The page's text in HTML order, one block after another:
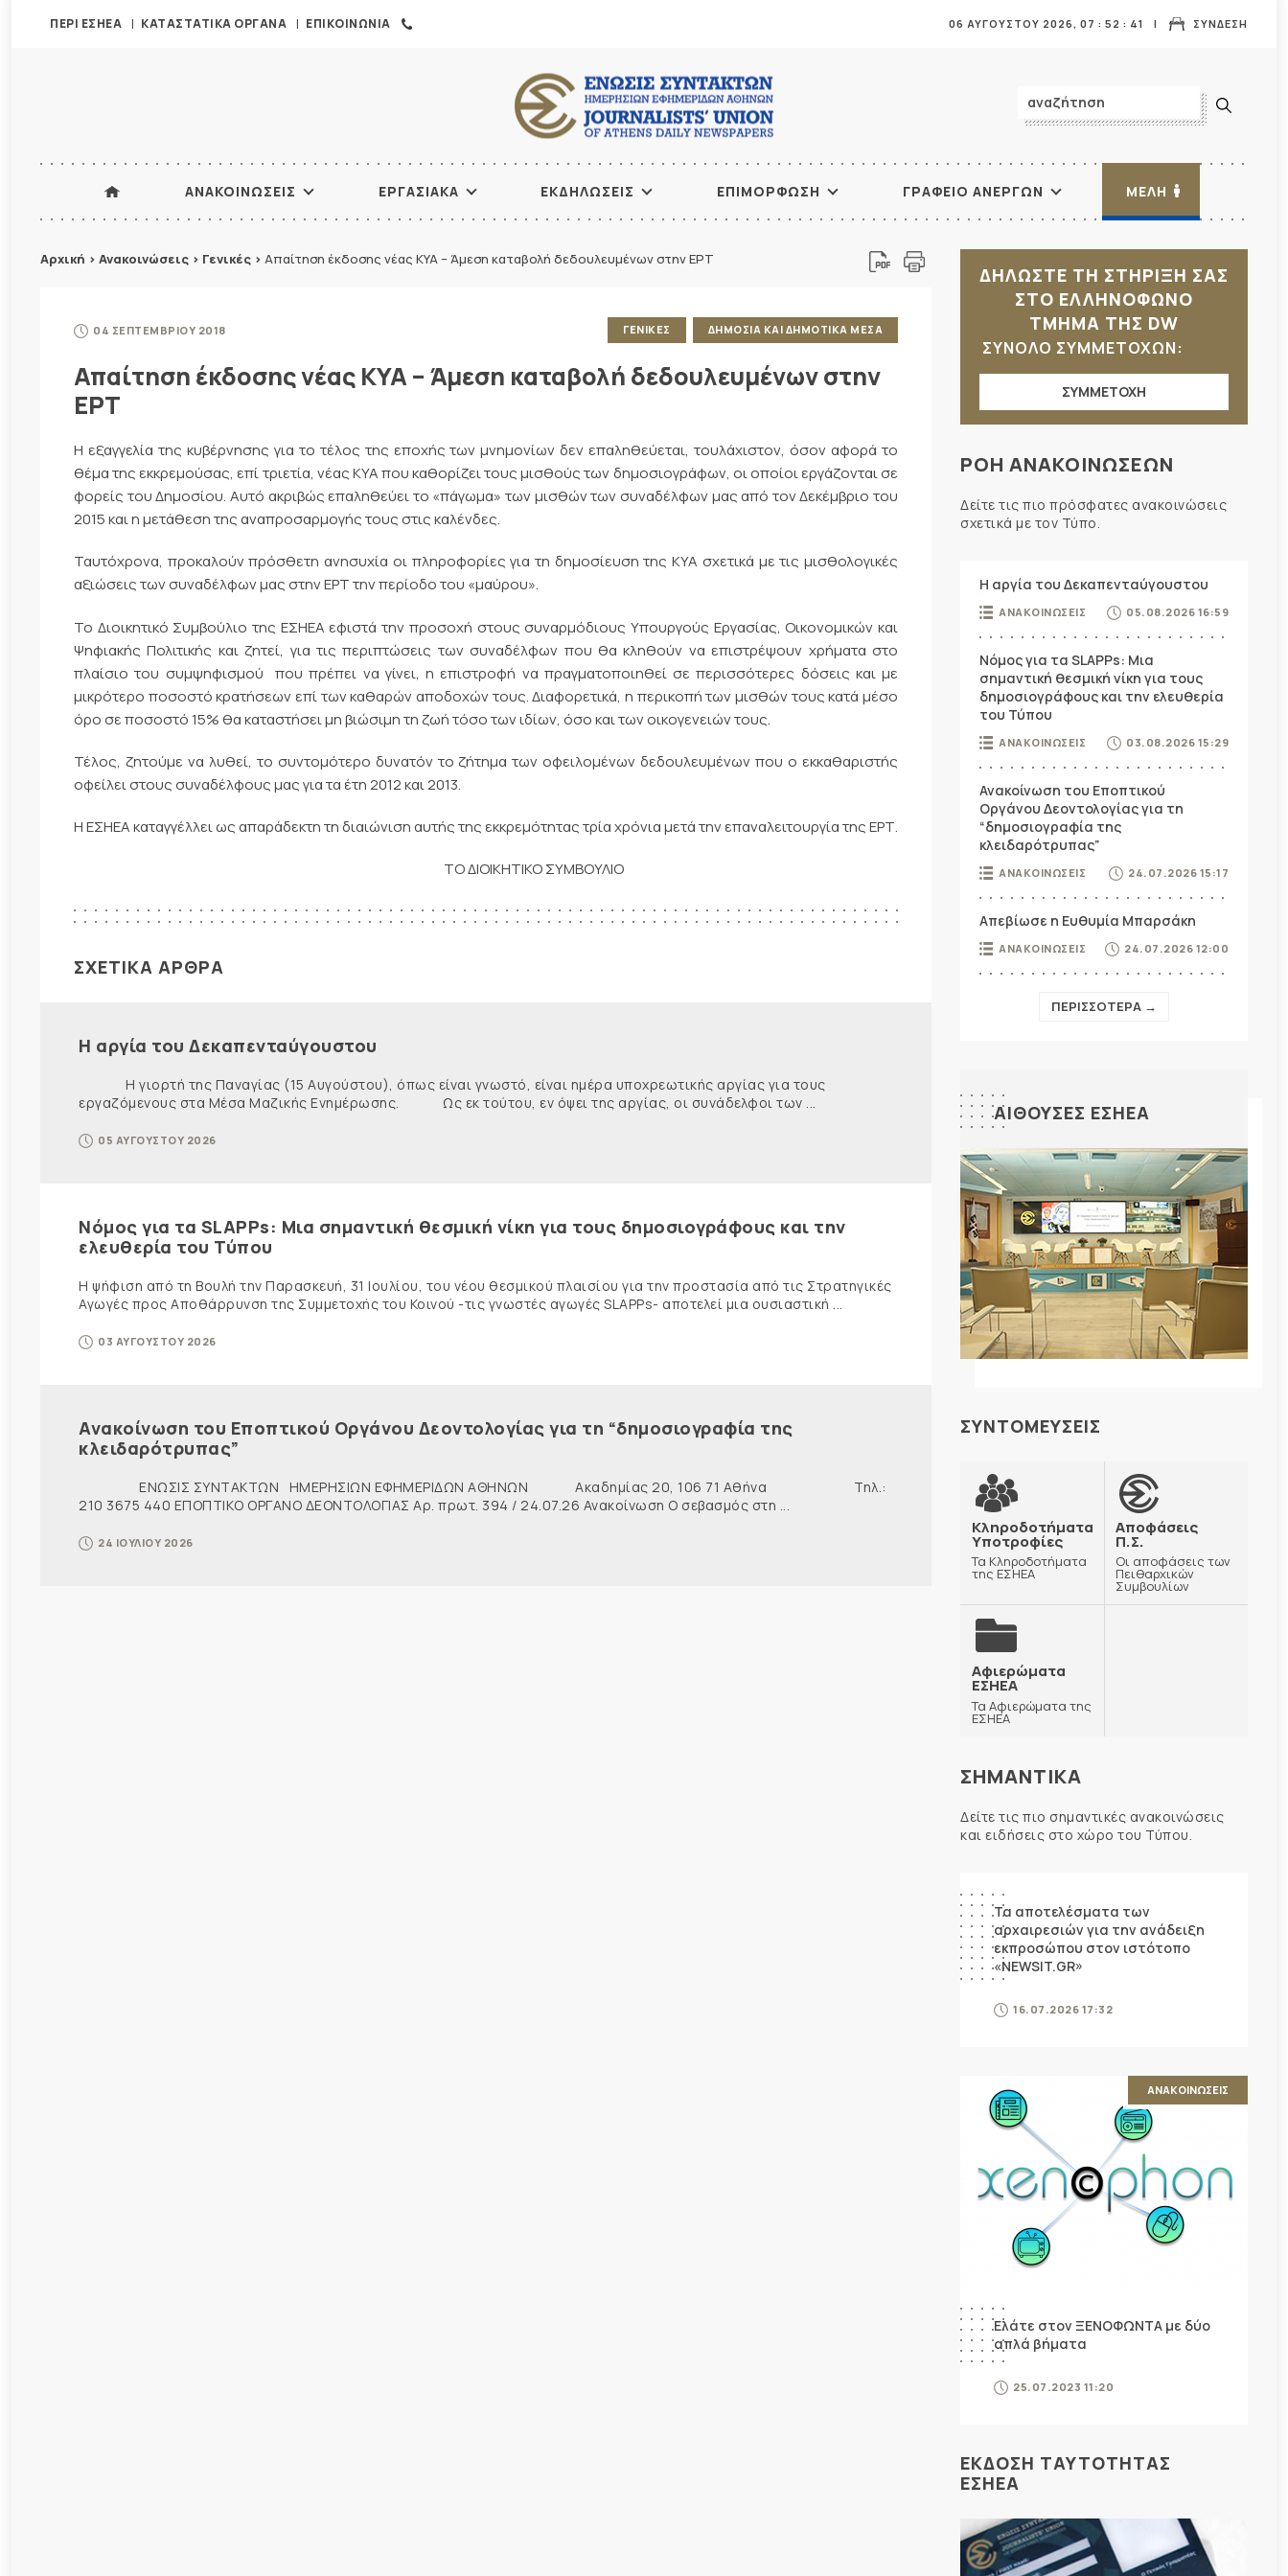
ΠΕΡΙ ΕΣΗΕΑ ΚΑΤΑΣΤΑΤΙΚΑ ΟΡΓΑΝΑ ΕΠΙΚΟΙΝΩΝΙΑ ΣΥΝΔΕΣΗ
06 ΑΥΓΟΥΣΤΟΥ 2026, 07 : 52 : 42
ΑΝΑΚΟΙΝΩΣΕΙΣ ΕΡΓΑΣΙΑΚΑ ΕΚΔΗΛΩΣΕΙΣ ΕΠΙΜΟΡΦΩΣΗ ΓΡΑΦΕΙΟ ΑΝΕΡΓΩΝ ΜΕΛΗ
Αρχική > Ανακοινώσεις > Γενικές > Απαίτηση έκδοσης νέας ΚΥΑ – Άμεση καταβολή δεδουλευμένων στην ΕΡΤ
04 ΣΕΠΤΕΜΒΡΙΟΥ 2018 ΓΕΝΙΚΕΣ ΔΗΜΟΣΙΑ ΚΑΙ ΔΗΜΟΤΙΚΑ ΜΕΣΑ
Απαίτηση έκδοσης νέας ΚΥΑ – Άμεση καταβολή δεδουλευμένων στην
ΕΡΤ
Η εξαγγελία της κυβέρνησης για το τέλος της εποχής των μνημονίων δεν επαληθεύεται, τουλάχιστον, όσον αφορά το
θέμα της εκκρεμούσας, επί τριετία, νέας ΚΥΑ που καθορίζει τους μισθούς των δημοσιογράφων, οι οποίοι εργάζονται σε
φορείς του Δημοσίου. Αυτό ακριβώς επαληθεύει το «πάγωμα» των μισθών των συναδέλφων μας από τον Δεκέμβριο του
2015 και η μετάθεση της αναπροσαρμογής τους στις καλένδες.
Ταυτόχρονα, προκαλούν πρόσθετη ανησυχία οι πληροφορίες για τη δημοσίευση της ΚΥΑ σχετικά με τις μισθολογικές
αξιώσεις των συναδέλφων μας στην ΕΡΤ την περίοδο του «μαύρου».
Το Διοικητικό Συμβούλιο της ΕΣΗΕΑ εφιστά την προσοχή στους συναρμόδιους Υπουργούς Εργασίας, Οικονομικών και
Ψηφιακής Πολιτικής και ζητεί, για τις περιπτώσεις των συναδέλφων που θα κληθούν να επιστρέψουν χρήματα στο
πλαίσιο του συμψηφισμού που πρέπει να γίνει, η επιστροφή να πραγματοποιηθεί σε περισσότερες δόσεις και με
μικρότερο ποσοστό κρατήσεων επί των καθαρών αποδοχών τους. Διαφορετικά, η περικοπή των μισθών τους κατά μέσο
όρο σε ποσοστό 15% θα καταστήσει μη βιώσιμη τη ζωή τόσο των ιδίων, όσο και των οικογενειών τους.
Τέλος, ζητούμε να λυθεί, το συντομότερο δυνατόν το ζήτημα των οφειλομένων δεδουλευμένων που ο εκκαθαριστής
οφείλει στους συναδέλφους μας για τα έτη 2012 και 2013.
Η ΕΣΗΕΑ καταγγέλλει ως απαράδεκτη τη διαιώνιση αυτής της εκκρεμότητας τρία χρόνια μετά την επαναλειτουργία της ΕΡΤ.
ΤΟ ΔΙΟΙΚΗΤΙΚΟ ΣΥΜΒΟΥΛΙΟ
ΣΧΕΤΙΚΑ ΑΡΘΡΑ
Η αργία του Δεκαπενταύγουστου
Η γιορτή της Παναγίας (15 Αυγούστου), όπως είναι γνωστό, είναι ημέρα υποχρεωτικής αργίας για τους
εργαζόμενους στα Μέσα Μαζικής Ενημέρωσης. Ως εκ τούτου, εν όψει της αργίας, οι συνάδελφοι των ...
05 ΑΥΓΟΥΣΤΟΥ 2026
Νόμος για τα SLAPPs: Μια σημαντική θεσμική νίκη για τους δημοσιογράφους και την
ελευθερία του Τύπου
Η ψήφιση από τη Βουλή την Παρασκευή, 31 Ιουλίου, του νέου θεσμικού πλαισίου για την προστασία από τις Στρατηγικές
Αγωγές προς Αποθάρρυνση της Συμμετοχής του Κοινού -τις γνωστές αγωγές SLAPPs- αποτελεί μια ουσιαστική ...
03 ΑΥΓΟΥΣΤΟΥ 2026
Ανακοίνωση του Εποπτικού Οργάνου Δεοντολογίας για τη “δημοσιογραφία της
κλειδαρότρυπας”
ΕΝΩΣΙΣ ΣΥΝΤΑΚΤΩΝ ΗΜΕΡΗΣΙΩΝ ΕΦΗΜΕΡΙΔΩΝ ΑΘΗΝΩΝ Ακαδημίας 20, 106 71 Αθήνα Τηλ.:
210 3675 440 ΕΠΟΠΤΙΚΟ ΟΡΓΑΝΟ ΔΕΟΝΤΟΛΟΓΙΑΣ Αρ. πρωτ. 394 / 24.07.26 Ανακοίνωση Ο σεβασμός στη ...
24 ΙΟΥΛΙΟΥ 2026
ΔΗΛΩΣΤΕ ΤΗ ΣΤΗΡΙΞΗ ΣΑΣ
ΣΤΟ ΕΛΛΗΝΟΦΩΝΟ
ΤΜΗΜΑ ΤΗΣ DW
ΣΥΝΟΛΟ ΣΥΜΜΕΤΟΧΩΝ:
ΣΥΜΜΕΤΟΧΗ
ΡΟΗ ΑΝΑΚΟΙΝΩΣΕΩΝ
Δείτε τις πιο πρόσφατες ανακοινώσεις
σχετικά με τον Τύπο.
Η αργία του Δεκαπενταύγουστου
ΑΝΑΚΟΙΝΩΣΕΙΣ 05.08.2026 16:59
Νόμος για τα SLAPPs: Μια
σημαντική θεσμική νίκη για τους
δημοσιογράφους και την ελευθερία
του Τύπου
ΑΝΑΚΟΙΝΩΣΕΙΣ 03.08.2026 15:29
Ανακοίνωση του Εποπτικού
Οργάνου Δεοντολογίας για τη
“δημοσιογραφία της
κλειδαρότρυπας”
ΑΝΑΚΟΙΝΩΣΕΙΣ 24.07.2026 15:17
Απεβίωσε η Ευθυμία Μπαρσάκη
ΑΝΑΚΟΙΝΩΣΕΙΣ 24.07.2026 12:00
ΠΕΡΙΣΣΟΤΕΡΑ →
ΑΙΘΟΥΣΕΣ ΕΣΗΕΑ
ΣΥΝΤΟΜΕΥΣΕΙΣ
Κληροδοτήματα
Υποτροφίες
Τα Κληροδοτήματα
της ΕΣΗΕΑ
Αποφάσεις
Π.Σ.
Οι αποφάσεις των
Πειθαρχικών
Συμβουλίων
Αφιερώματα
ΕΣΗΕΑ
Τα Αφιερώματα της
ΕΣΗΕΑ
ΣΗΜΑΝΤΙΚΑ
Δείτε τις πιο σημαντικές ανακοινώσεις
και ειδήσεις στο χώρο του Τύπου.
Τα αποτελέσματα των
αρχαιρεσιών για την ανάδειξη
εκπροσώπου στον ιστότοπο
«NEWSIT.GR»
16.07.2026 17:32
ΑΝΑΚΟΙΝΩΣΕΙΣ
Ελάτε στον ΞΕΝΟΦΩΝΤΑ με δύο
απλά βήματα
25.07.2023 11:20
ΕΚΔΟΣΗ ΤΑΥΤΟΤΗΤΑΣ
ΕΣΗΕΑ